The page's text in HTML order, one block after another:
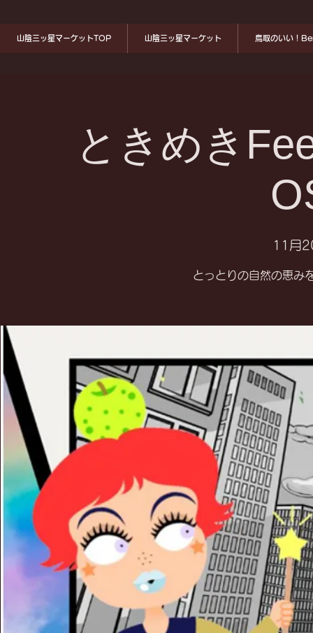
山陰三ッ星マーケットTOP 山陰三ッ星マーケット 鳥取のいい！
ときめき
11月
とっとりの自然の恵み